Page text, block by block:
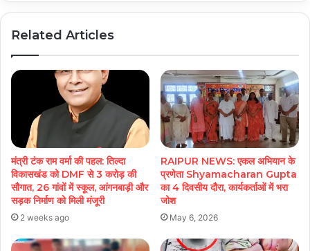
Related Articles
मंत्री टंक राम वर्मा की पहल: तिल्दा
विकासखंड को DMF से 3 करोड़ की
सौगात, 26 गांवों में स्कूल, आंगनबाड़ी और
सड़क निर्माण को मिली मंजूरी
2 weeks ago
RAIPUR NEWS: एकल अभियान के
प्रणेता Shyamacharan Gupta
का 4 दिवसीय दौरा, कार्यकर्ताओं में भरा
जोश
May 6, 2026